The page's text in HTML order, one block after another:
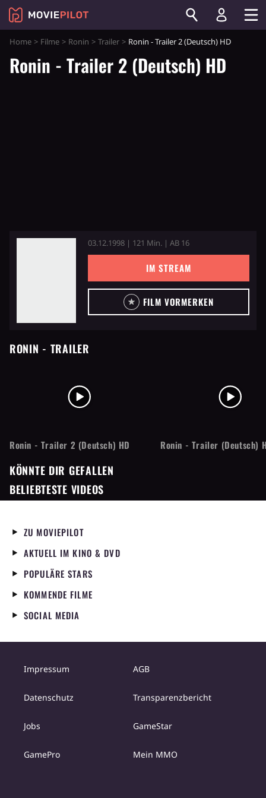
Home Filme Ronin Trailer Ronin - Trailer 2 (Deutsch) HD
Ronin - Trailer 2 (Deutsch) HD
03.12.1998 | 121 Min. | AB 16
IM STREAM
FILM VORMERKEN
RONIN - TRAILER
Ronin - Trailer 2 (Deutsch) HD Ronin - Trailer (Deutsch)
KÖNNTE DIR GEFALLEN
BELIEBTESTE VIDEOS
ZU MOVIEPILOT
AKTUELL IM KINO & DVD
POPULÄRE STARS
KOMMENDE FILME
SOCIAL MEDIA
Impressum AGB
Datenschutz Transparenzbericht
Jobs GameStar
GamePro Mein MMO